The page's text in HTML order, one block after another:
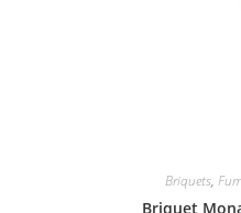
Briquets,
Briquet